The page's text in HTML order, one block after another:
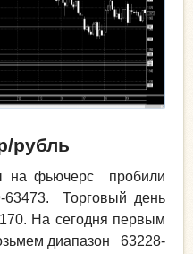
рубль
на фьючерс пробили
63473. Торговый день
На сегодня первым
диапазон 63228-